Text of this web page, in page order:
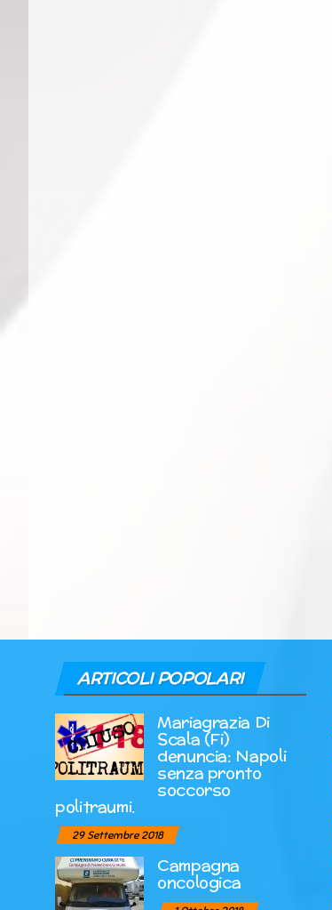
ARTICOLI POPOLARI
Mariagrazia Di
Scala (Fi)
denuncia: Napoli
senza pronto
soccorso
politraumi.
29 Settembre 2018
Campagna
oncologica